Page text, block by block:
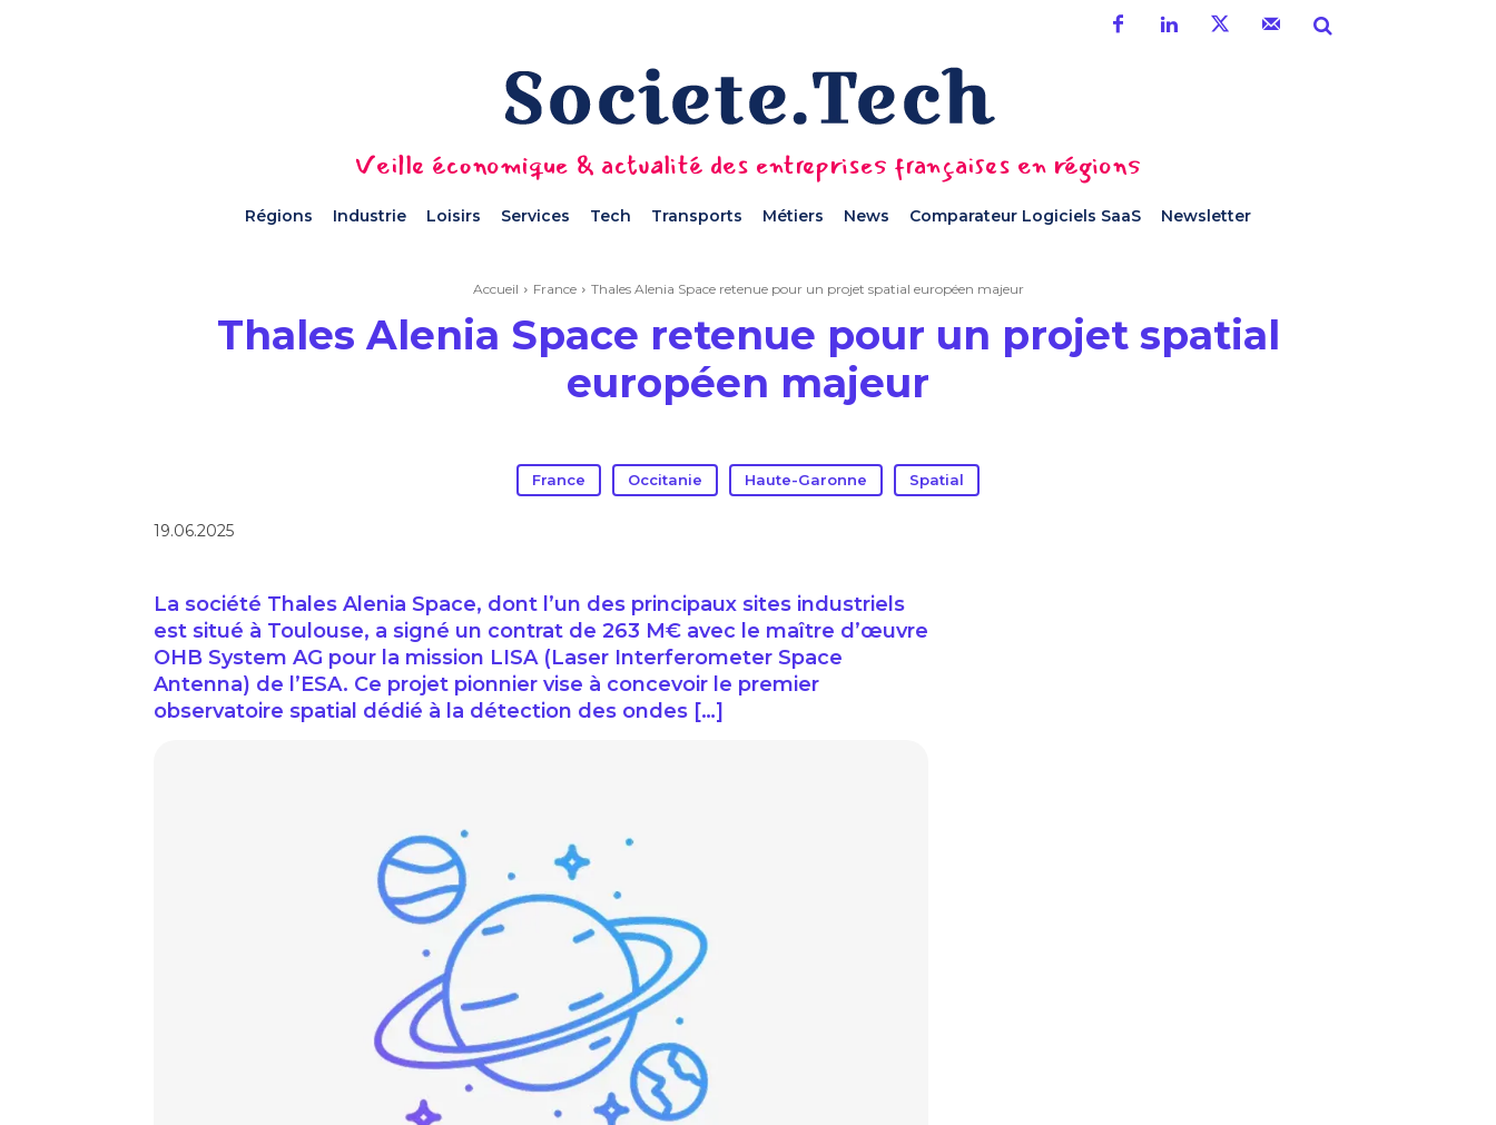
Veille économique & actualité des entreprises françaises en régions
Régions Industrie Loisirs Services Tech Transports Métiers News Comparateur Logiciels SaaS Newsletter
Accueil France Thales Alenia Space retenue pour un projet spatial européen majeur
Thales Alenia Space retenue pour un projet spatial
européen majeur
France Occitanie Haute-Garonne Spatial
19.06.2025
La société Thales Alenia Space, dont l’un des principaux sites industriels
est situé à Toulouse, a signé un contrat de 263 M€ avec le maître d’œuvre
OHB System AG pour la mission LISA (Laser Interferometer Space
Antenna) de l’ESA. Ce projet pionnier vise à concevoir le premier
observatoire spatial dédié à la détection des ondes […]